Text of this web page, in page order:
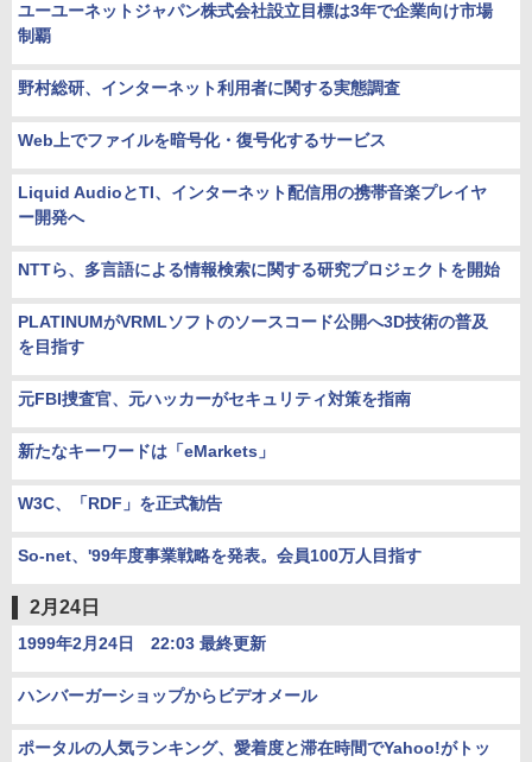
ユーユーネットジャパン株式会社設立目標は3年で企業向け市場
制覇
野村総研、インターネット利用者に関する実態調査
Web上でファイルを暗号化・復号化するサービス
Liquid AudioとTI、インターネット配信用の携帯音楽プレイヤ
ー開発へ
NTTら、多言語による情報検索に関する研究プロジェクトを開始
PLATINUMがVRMLソフトのソースコード公開へ3D技術の普及
を目指す
元FBI捜査官、元ハッカーがセキュリティ対策を指南
新たなキーワードは「eMarkets」
W3C、「RDF」を正式勧告
So-net、'99年度事業戦略を発表。会員100万人目指す
2月24日
1999年2月24日 22:03 最終更新
ハンバーガーショップからビデオメール
ポータルの人気ランキング、愛着度と滞在時間でYahoo!がトッ